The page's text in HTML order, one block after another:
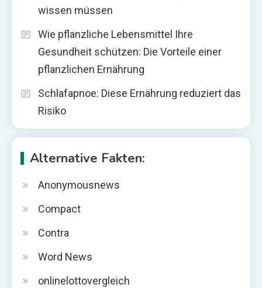
wissen müssen
Wie pflanzliche Lebensmittel Ihre
Gesundheit schützen: Die Vorteile einer
pflanzlichen Ernährung
Schlafapnoe: Diese Ernährung reduziert das
Risiko
Alternative Fakten:
Anonymousnews
Compact
Contra
Word News
onlinelottovergleich